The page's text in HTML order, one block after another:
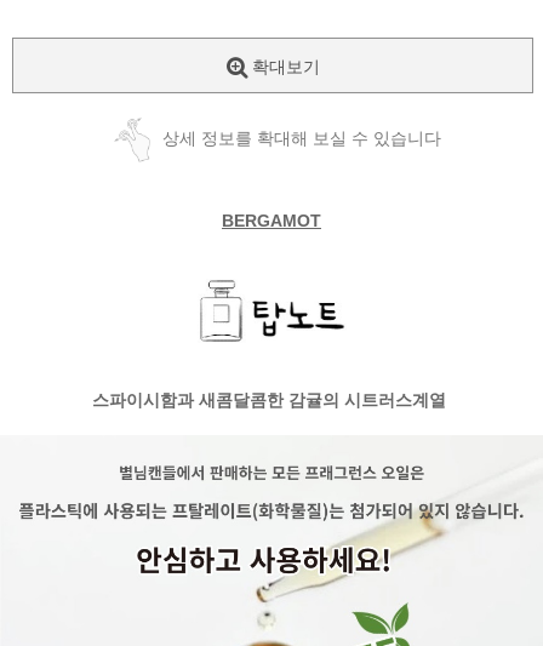
확대보기
상세 정보를 확대해 보실 수 있습니다
BERGAMOT
스파이시함과 새콤달콤한 감귤의 시트러스계열